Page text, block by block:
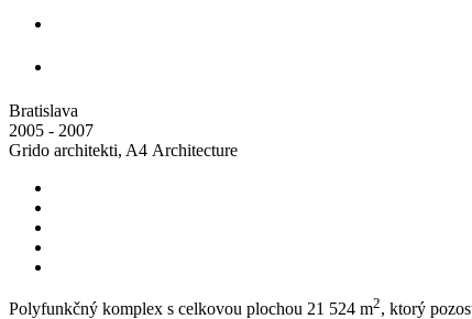
Bratislava
2005 - 2007
Grido architekti, A4 Architecture
Polyfunkčný komplex s celkovou plochou 21 524 m2, ktorý